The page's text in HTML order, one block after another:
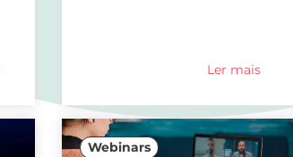
Ler mais
Webinars